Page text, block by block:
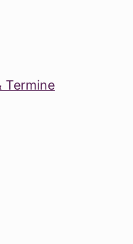
Termine